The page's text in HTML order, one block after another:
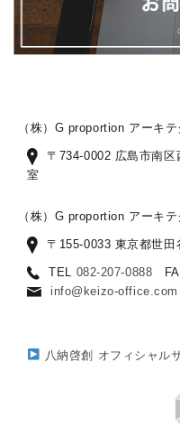
（株）G proportion アーキテ
〒734-0002 広島市南
室
（株）G proportion アーキ
〒155-0033 東京都世
TEL 082-207-0888
info@keizo-office.com
八納啓創 オフィシャル